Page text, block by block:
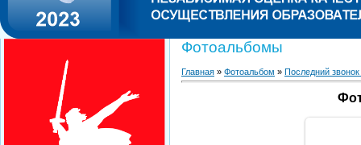
Фотоальбомы
Главная » Фотоальбом » Последний